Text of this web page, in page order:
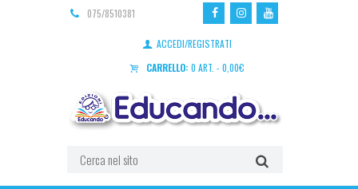
075/8510381
ACCEDI/REGISTRATI
CARRELLO: 0 ART. - 0,00€